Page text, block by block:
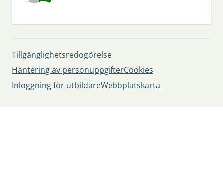
Tillgänglighetsredogörelse
Hantering av personuppgifterCookies
Inloggning för utbildareWebbplatskarta